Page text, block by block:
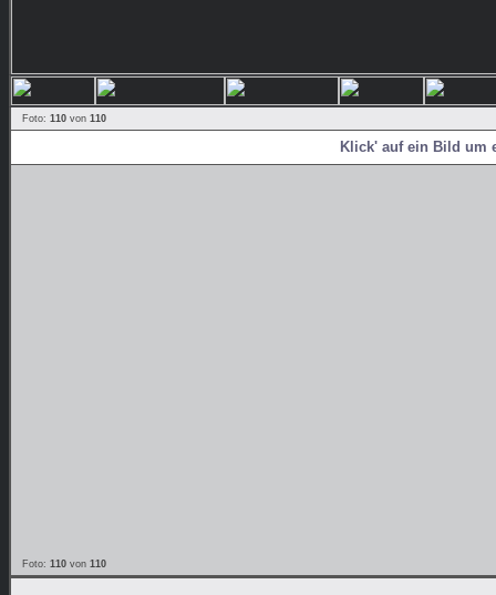
Foto: 110 von 110
Klick' auf ein Bild um
Foto: 110 von 110